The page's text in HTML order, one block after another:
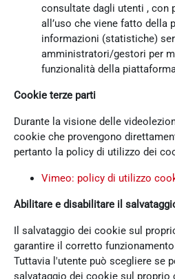
consultate dagli utenti , con
all’uso che viene fatto della
informazioni (statistiche)
amministratori/gestori per
funzionalità della
Cookie terze parti
Durante la visione delle
cookie che provengono
pertanto la policy di utilizzo dei
Vimeo: policy di utilizzo
Abilitare e disabilitare il
Il salvataggio dei cookie sul
garantire il corretto
Tuttavia l'utente può scegliere se
salvataggio dei cookie sul proprio